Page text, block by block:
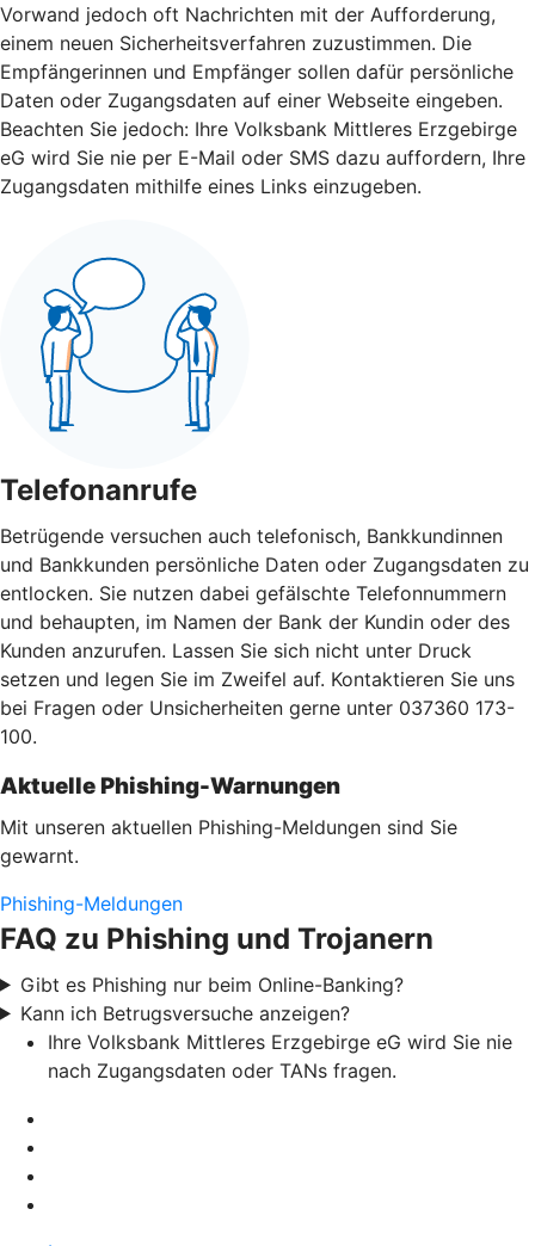
Vorwand jedoch oft Nachrichten mit der Aufforderung,
einem neuen Sicherheitsverfahren zuzustimmen. Die
Empfängerinnen und Empfänger sollen dafür persönliche
Daten oder Zugangsdaten auf einer Webseite eingeben.
Beachten Sie jedoch: Ihre Volksbank Mittleres Erzgebirge
eG wird Sie nie per E-Mail oder SMS dazu auffordern, Ihre
Zugangsdaten mithilfe eines Links einzugeben.
Telefonanrufe
Betrügende versuchen auch telefonisch, Bankkundinnen
und Bankkunden persönliche Daten oder Zugangsdaten zu
entlocken. Sie nutzen dabei gefälschte Telefonnummern
und behaupten, im Namen der Bank der Kundin oder des
Kunden anzurufen. Lassen Sie sich nicht unter Druck
setzen und legen Sie im Zweifel auf. Kontaktieren Sie uns
bei Fragen oder Unsicherheiten gerne unter 037360 173-
100.
Aktuelle Phishing-Warnungen
Mit unseren aktuellen Phishing-Meldungen sind Sie
gewarnt.
Phishing-Meldungen
FAQ zu Phishing und Trojanern
Gibt es Phishing nur beim Online-Banking?
Kann ich Betrugsversuche anzeigen?
Ihre Volksbank Mittleres Erzgebirge eG wird Sie nie
nach Zugangsdaten oder TANs fragen.